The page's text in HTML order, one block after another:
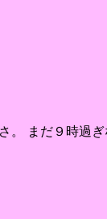
。 まだ９時過ぎ